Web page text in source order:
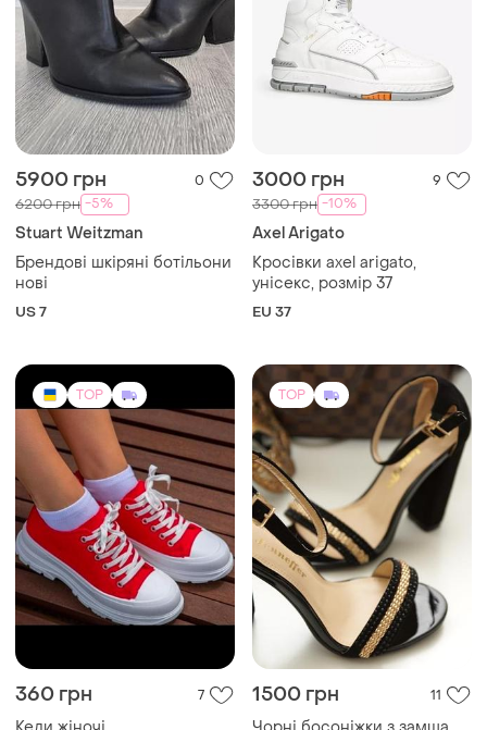
5900 грн 0
6200 грн
Stuart Weitzman
Брендові шкіряні ботільони
нові
US 7
3000 грн
3300 грн -10%
Axel Arigato
EU 37
TOP
360 грн 7
Кеди жіночі
EU 36 і ще 5
TOP
1500 грн
Чорні босоніжки з замша
еко із золотою смужкою
і ще 3